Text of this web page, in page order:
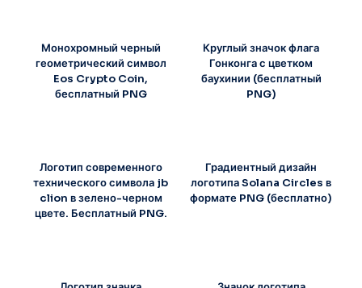
Монохромный черный
геометрический символ
Eos Crypto Coin,
бесплатный PNG
Круглый значок флага
Гонконга с цветком
баухинии (бесплатный
PNG)
Логотип современного
технического символа jb
clion в зелено-черном
цвете. Бесплатный PNG.
Градиентный дизайн
логотипа Solana Circles в
формате PNG (бесплатно)